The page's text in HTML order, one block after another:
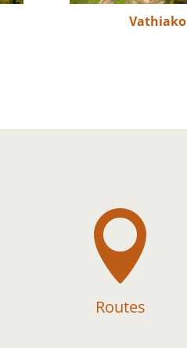
Vathiako

Routes